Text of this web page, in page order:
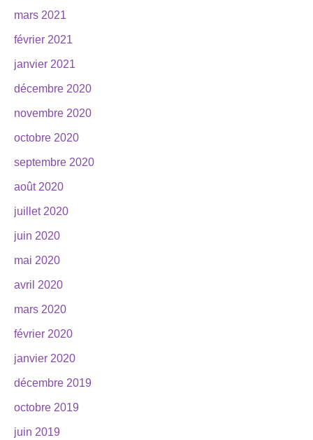
mars 2021
février 2021
janvier 2021
décembre 2020
novembre 2020
octobre 2020
septembre 2020
août 2020
juillet 2020
juin 2020
mai 2020
avril 2020
mars 2020
février 2020
janvier 2020
décembre 2019
octobre 2019
juin 2019